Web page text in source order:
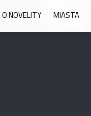
O NOVELITY MIASTA